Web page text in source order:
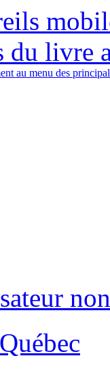
du livre
au menu des